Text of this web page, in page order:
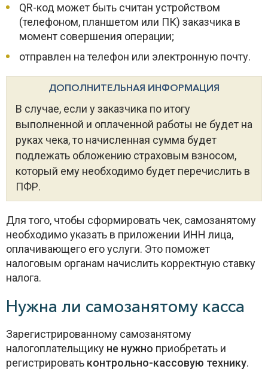
QR-код может быть считан устройством
(телефоном, планшетом или ПК) заказчика в
момент совершения операции;
отправлен на телефон или электронную почту.
ДОПОЛНИТЕЛЬНАЯ ИНФОРМАЦИЯ
В случае, если у заказчика по итогу
выполненной и оплаченной работы не будет на
руках чека, то начисленная сумма будет
подлежать обложению страховым взносом,
который ему необходимо будет перечислить в
ПФР.
Для того, чтобы сформировать чек, самозанятому
необходимо указать в приложении ИНН лица,
оплачивающего его услуги. Это поможет
налоговым органам начислить корректную ставку
налога.
Нужна ли самозанятому касса
Зарегистрированному самозанятому
налогоплательщику не нужно приобретать и
регистрировать контрольно-кассовую технику.